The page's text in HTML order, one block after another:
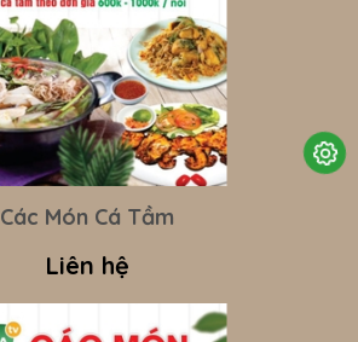
Các Món Cá Tầm
Liên hệ